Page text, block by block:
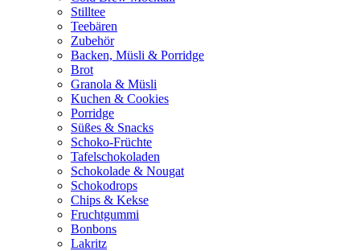
Stilltee
Teebären
Zubehör
Backen, Müsli & Porridge
Brot
Granola & Müsli
Kuchen & Cookies
Porridge
Süßes & Snacks
Schoko-Früchte
Tafelschokoladen
Schokolade & Nougat
Schokodrops
Chips & Kekse
Fruchtgummi
Bonbons
Lakritz